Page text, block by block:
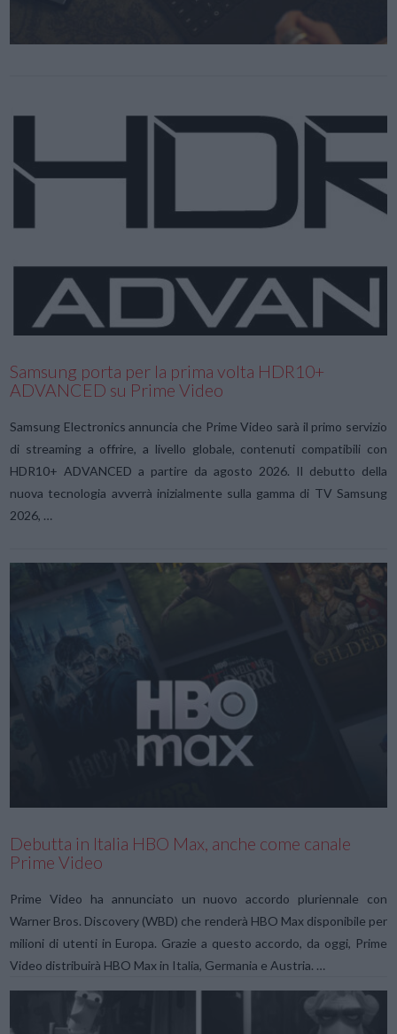
VIEW POST
Samsung porta per la prima volta HDR10+
ADVANCED su Prime Video
Samsung Electronics annuncia che Prime Video sarà il primo servizio
di streaming a offrire, a livello globale, contenuti compatibili con
HDR10+ ADVANCED a partire da agosto 2026. Il debutto della
nuova tecnologia avverrà inizialmente sulla gamma di TV Samsung
2026, …
Debutta in Italia HBO Max, anche come canale
Prime Video
Prime Video ha annunciato un nuovo accordo pluriennale con
Warner Bros. Discovery (WBD) che renderà HBO Max disponibile per
milioni di utenti in Europa. Grazie a questo accordo, da oggi, Prime
Video distribuirà HBO Max in Italia, Germania e Austria. …